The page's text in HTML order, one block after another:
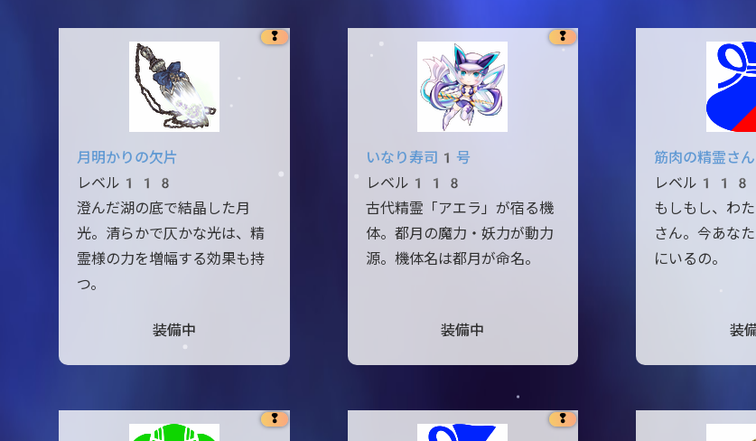
❢
月明かりの欠片
レベル118
澄んだ湖の底で結晶した月
光。清らかで仄かな光は、精
霊様の力を増幅する効果も持
つ。
装備中
❢
いなり寿司1号
レベル118
古代精霊「アエラ」が宿る機
体。都月の魔力・妖力が動力
源。機体名は都月が命名。
装備中
筋肉の精霊さん
レベル118
もしもし、わ
さん。今あな
にいるの。
装
❢ ❢